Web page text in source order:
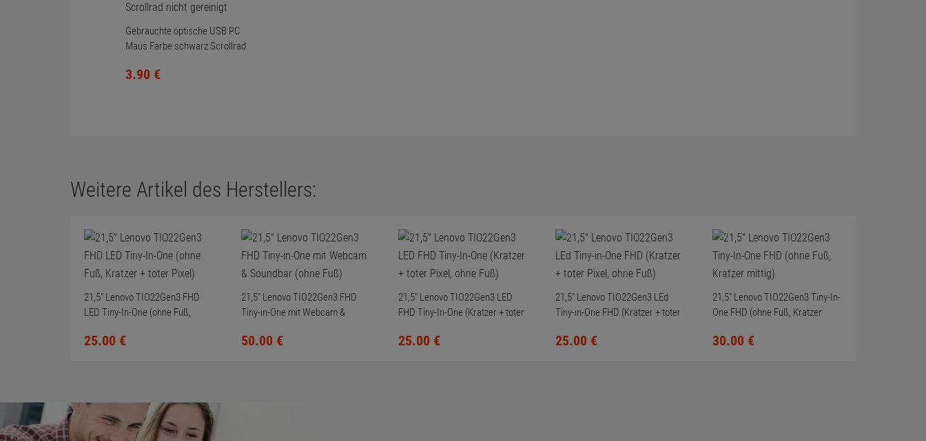
Gebrauchte optische USB PC
Maus Farbe schwarz Scrollrad
3.90 €
Weitere Artikel des Herstellers:
21,5" Lenovo TIO22Gen3 FHD
LED Tiny-In-One (ohne Fuß,
25.00 €
21,5" Lenovo TIO22Gen3 FHD
Tiny-in-One mit Webcam &
50.00 €
21,5" Lenovo TIO22Gen3 LED
FHD Tiny-In-One (Kratzer + toter
25.00 €
21,5" Lenovo TIO22Gen3 LEd
Tiny-in-One FHD (Kratzer + toter
25.00 €
21,5" Lenovo TIO22Gen3 Tiny-In-
One FHD (ohne Fuß, Kratzer
30.00 €